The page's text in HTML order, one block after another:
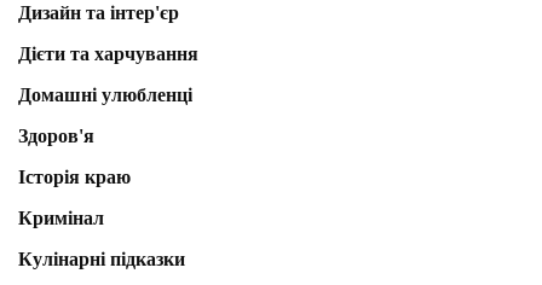
Дизайн та інтер'єр
Дієти та харчування
Домашні улюбленці
Здоров'я
Історія краю
Кримінал
Кулінарні підказки